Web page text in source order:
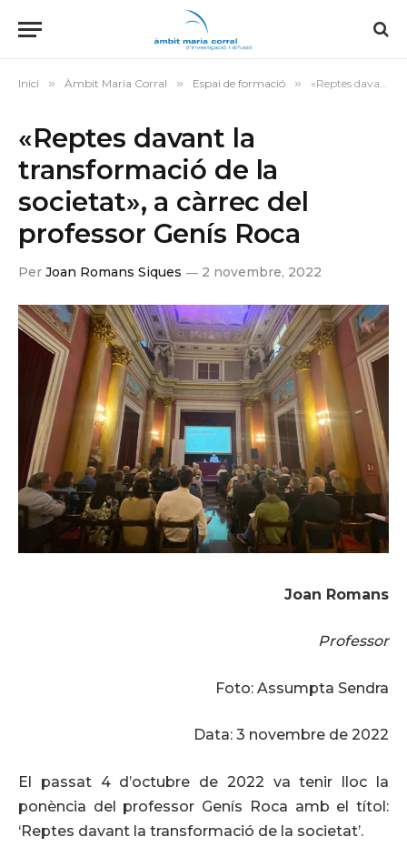
Inici » Àmbit Maria Corral » Espai de formació » «Reptes davant la transformació de la societat», a càrrec del professor Genís Roca
«Reptes davant la
transformació de la
societat», a càrrec del
professor Genís Roca
Per Joan Romans Siques 2 novembre, 2022
Joan Romans
Professor
Foto: Assumpta Sendra
Data: 3 novembre de 2022
El passat 4 d’octubre de 2022 va tenir lloc la
ponència del professor Genís Roca amb el títol:
‘Reptes davant la transformació de la societat’.